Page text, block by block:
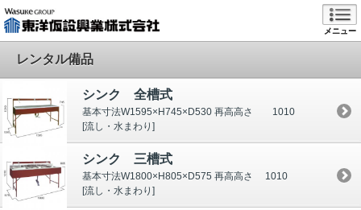
メニュー
レンタル備品
シンク 全槽式
基本寸法W1595×H745×D530 再高高さ 1010
[流し・水まわり]
シンク 三槽式
基本寸法W1800×H805×D575 再高高さ 1010
[流し・水まわり]